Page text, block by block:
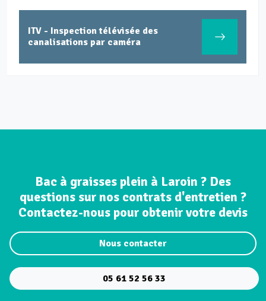
ITV - Inspection télévisée des
canalisations par caméra
Bac à graisses plein à Laroin ? Des
questions sur nos contrats d'entretien ?
Contactez-nous pour obtenir votre devis
Nous contacter
05 61 52 56 33